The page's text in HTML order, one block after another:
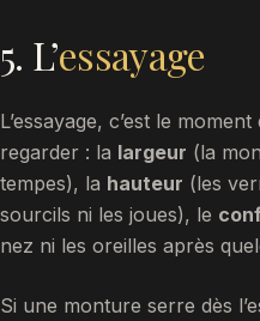
5. L’essayage
L’essayage, c’est le
regarder : la largeur (la
tempes), la hauteur (les
sourcils ni les joues), le
nez ni les oreilles après
Si une monture serre dès